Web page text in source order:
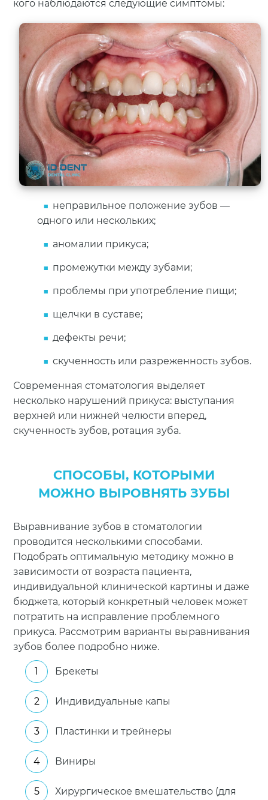
кого наблюдаются следующие симптомы:
неправильное положение зубов —
одного или нескольких;
аномалии прикуса;
промежутки между зубами;
проблемы при употребление пищи;
щелчки в суставе;
дефекты речи;
скученность или разреженность зубов.
Современная стоматология выделяет
несколько нарушений прикуса: выступания
верхней или нижней челюсти вперед,
скученность зубов, ротация зуба.
СПОСОБЫ, КОТОРЫМИ
МОЖНО ВЫРОВНЯТЬ ЗУБЫ
Выравнивание зубов в стоматологии
проводится несколькими способами.
Подобрать оптимальную методику можно в
зависимости от возраста пациента,
индивидуальной клинической картины и даже
бюджета, который конкретный человек может
потратить на исправление проблемного
прикуса. Рассмотрим варианты выравнивания
зубов более подробно ниже.
Брекеты
Индивидуальные капы
Пластинки и трейнеры
Виниры
Хирургическое вмешательство (для